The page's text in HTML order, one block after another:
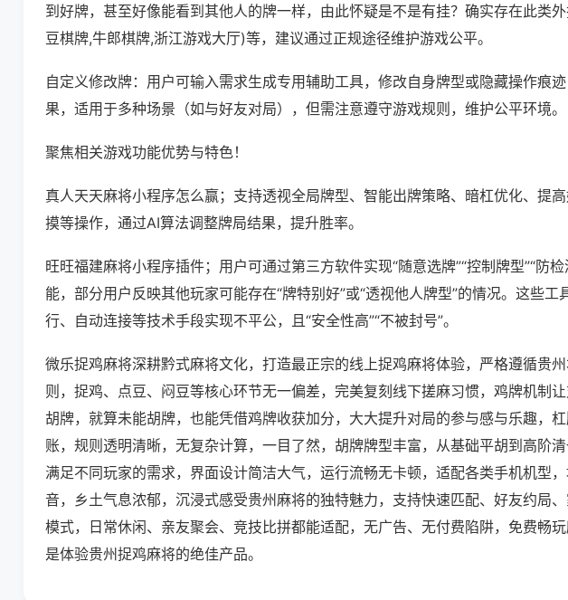
到好牌，甚至好像能看到其他人的牌一样，由此怀疑是不是有挂？确实存在此类
豆棋牌,牛郎棋牌,浙江游戏大厅)等，建议通过正规途径维护游戏公平。
自定义修改牌：用户可输入需求生成专用辅助工具，修改自身牌型或隐藏操作痕迹
果，适用于多种场景（如与好友对局），但需注意遵守游戏规则，维护公平环境。
聚焦相关游戏功能优势与特色！
真人天天麻将小程序怎么赢；支持透视全局牌型、智能出牌策略、暗杠优化、提
摸等操作，通过AI算法调整牌局结果，提升胜率。
旺旺福建麻将小程序插件；用户可通过第三方软件实现“随意选牌”“控制牌型”“防
能，部分用户反映其他玩家可能存在“牌特别好”或“透视他人牌型”的情况。这些工
行、自动连接等技术手段实现不平公，且“安全性高”“不被封号”。
微乐捉鸡麻将深耕黔式麻将文化，打造最正宗的线上捉鸡麻将体验，严格遵循贵
则，捉鸡、点豆、闷豆等核心环节无一偏差，完美复刻线下搓麻习惯，鸡牌机制
胡牌，就算未能胡牌，也能凭借鸡牌收获加分，大大提升对局的参与感与乐趣，
账，规则透明清晰，无复杂计算，一目了然，胡牌牌型丰富，从基础平胡到高阶清
满足不同玩家的需求，界面设计简洁大气，运行流畅无卡顿，适配各类手机机型
音，乡土气息浓郁，沉浸式感受贵州麻将的独特魅力，支持快速匹配、好友约局
模式，日常休闲、亲友聚会、竞技比拼都能适配，无广告、无付费陷阱，免费畅玩
是体验贵州捉鸡麻将的绝佳产品。